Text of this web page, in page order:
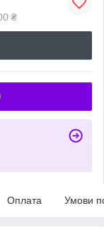
₴
Оплата Умови